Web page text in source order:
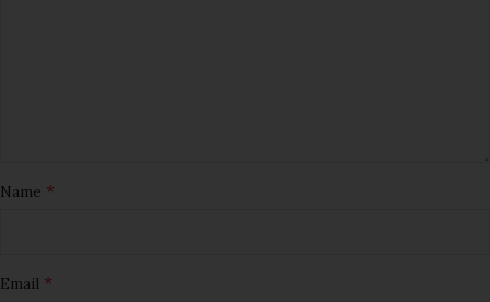
Name *
Email *